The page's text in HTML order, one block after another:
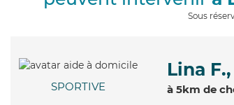
Sous
SPORTIVE
Lina F.,
à 5km de